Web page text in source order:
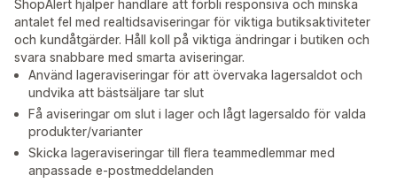
ShopAlert hjälper handlare att förbli responsiva och minska
antalet fel med realtidsaviseringar för viktiga butiksaktiviteter
och kundåtgärder. Håll koll på viktiga ändringar i butiken och
svara snabbare med smarta aviseringar.
Använd lageraviseringar för att övervaka lagersaldot och
undvika att bästsäljare tar slut
Få aviseringar om slut i lager och lågt lagersaldo för valda
produkter/varianter
Skicka lageraviseringar till flera teammedlemmar med
anpassade e-postmeddelanden